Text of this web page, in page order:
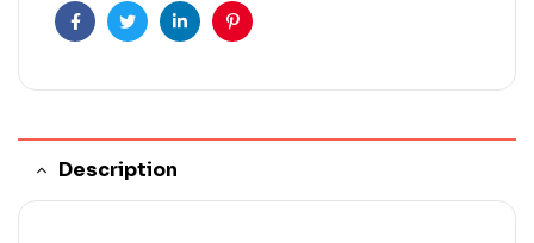
FacebookTwitterLinkedInPinterest
Description